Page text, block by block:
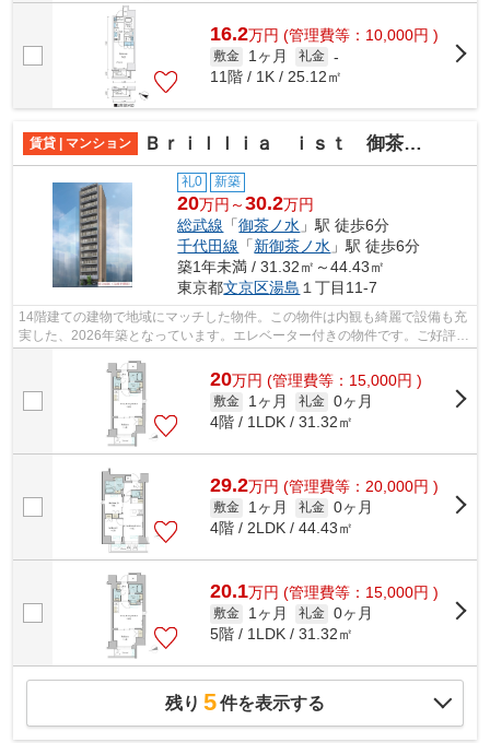
16.2万円 (管理費等：10,000円 )
敷金 1ヶ月 礼金 -
11階 / 1K / 25.12㎡
賃貸 | マンション Ｂｒｉｌｌｉａ ｉｓｔ 御茶ノ水
礼0 新築
20万円～30.2万円
総武線 「御茶ノ水 」駅 徒歩6分
千代田線 「新御茶ノ水 」駅 徒歩6分
築1年未満 / 31.32㎡～44.43㎡
東京都文京区湯島 １丁目11-7
14階建ての建物で地域にマッチした物件。この物件は内観も綺麗で設備も充
実した、2026年築となっています。エレベーター付きの物件です。ご好評の
新築物件、おすすめです。お部屋探し...
20万円 (管理費等：15,000円 )
敷金 1ヶ月 礼金 0ヶ月
4階 / 1LDK / 31.32㎡
29.2万円 (管理費等：20,000円 )
敷金 1ヶ月 礼金 0ヶ月
4階 / 2LDK / 44.43㎡
20.1万円 (管理費等：15,000円 )
敷金 1ヶ月 礼金 0ヶ月
5階 / 1LDK / 31.32㎡
残り 5件を表示する